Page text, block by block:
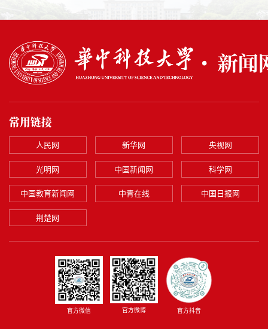
常用链接
人民网 新华网 央视网
光明网 中国新闻网 科学网
中国教育新闻网 中青在线 中国日报网
荆楚网
官方微信 官方微博 官方抖音